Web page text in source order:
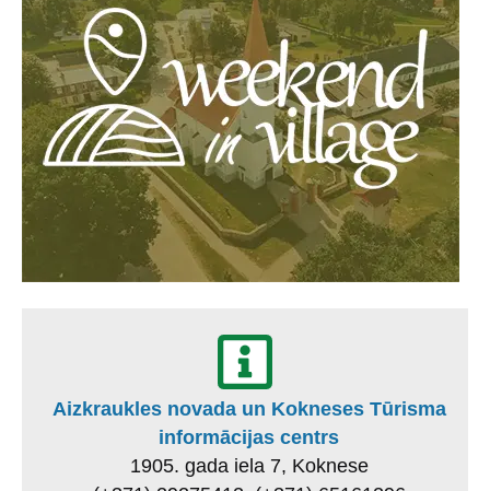
Aizkraukles novada un Kokneses Tūrisma
informācijas centrs
1905. gada iela 7, Koknese